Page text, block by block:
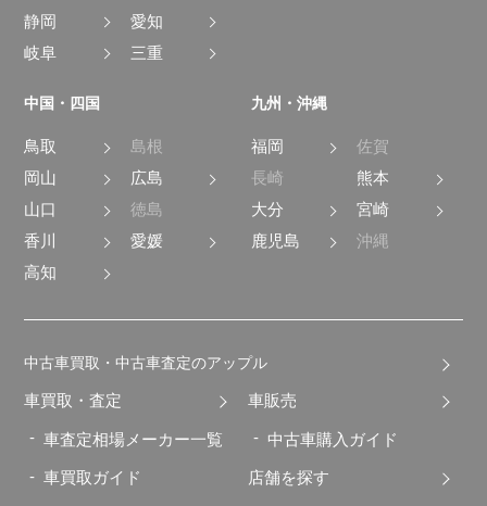
静岡
愛知
岐阜
三重
中国・四国
鳥取
島根
岡山
広島
山口
徳島
香川
愛媛
高知
九州・沖縄
福岡
佐賀
長崎
熊本
大分
宮崎
鹿児島
沖縄
中古車買取・中古車査定のアップル
車買取・査定
車査定相場メーカー一覧
車買取ガイド
車販売
中古車購入ガイド
店舗を探す